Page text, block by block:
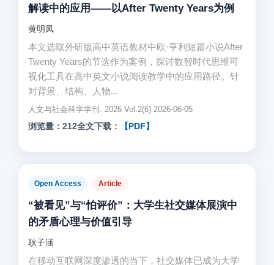
解读中的应用——以After Twenty Years为例
黄明凤
本文选取外研版高中英语教材中欧·亨利短篇小说After
Twenty Years的节选作为案例，探讨数智时代思维可
视化工具在高中英文小说阅读教学中的应用路径。针
对背景、结构、人物...
人文与社会科学学刊. 2026 Vol.2(6) 2026-06-05
浏览量：212全文下载： 【PDF】
Open Access Article
“被看见”与“怕评价”：大学生社交媒体展演中
的矛盾心理与价值引导
耿子涵
在移动互联网深度渗透的当下，社交媒体已成为大学